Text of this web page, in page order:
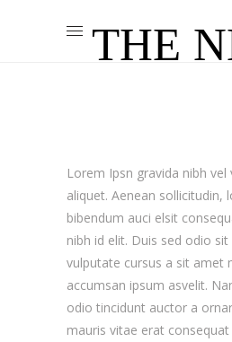
Lorem Ipsn gravida nibh
aliquet. Aenean sollicitudin,
bibendum auci elsit
nibh id elit. Duis sed odio
vulputate cursus a sit amet
accumsan ipsum asvelit.
odio tincidunt auctor a
mauris vitae erat